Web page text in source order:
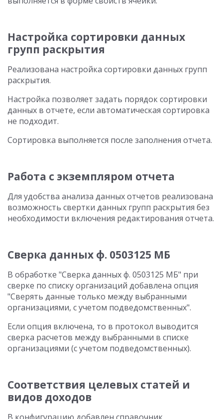
Настройка сортировки данных
групп раскрытия
Реализована настройка сортировки данных групп
раскрытия.
Настройка позволяет задать порядок сортировки
данных в отчете, если автоматическая сортировка
не подходит.
Сортировка выполняется после заполнения отчета.
Работа с экземпляром отчета
Для удобства анализа данных отчетов реализована
возможность свертки данных групп раскрытия без
необходимости включения редактирования отчета.
Сверка данных ф. 0503125 МБ
В обработке "Сверка данных ф. 0503125 МБ" при
сверке по списку организаций добавлена опция
"Сверять данные только между выбранными
организациями, с учетом подведомственных".
Если опция включена, то в протокол выводится
сверка расчетов между выбранными в списке
организациями (с учетом подведомственных).
Соответствия целевых статей и
видов доходов